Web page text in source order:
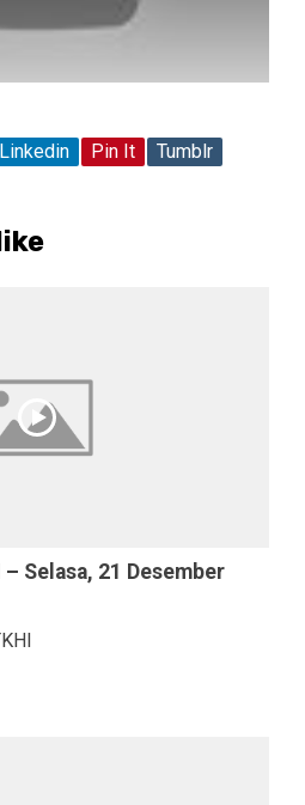
Linkedin Pin It
Tumblr
– Selasa, 21 Desember